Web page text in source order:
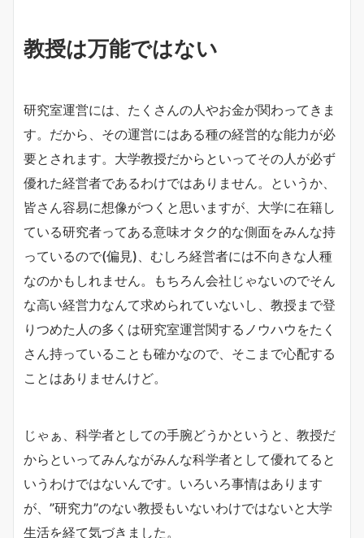
教授は万能ではない
研究室運営には、たくさんの人やお金が関わってきま
す。だから、その運営にはある種の経営的な能力が必
要とされます。大学教授だからといってその人が必ず
優れた経営者であるわけではありません。というか、
皆さん容易に想像がつくと思いますが、大学に在籍し
ている研究者ってある意味オタク的な側面をみんな持
っているので(偏見)、むしろ経営者には不向きな人種
なのかもしれません。もちろん会社じゃないのでそん
な高い経営力なんて求められていないし、教授まで登
りつめた人の多くは研究室運営関するノウハウをたく
さん持っていることも確かなので、そこまで心配する
ことはありませんけど。
じゃぁ、科学者としての手腕どうかというと、教授だ
からといってみんながみんな科学者として優れてると
いうわけではないんです。いろいろ事情はあります
が、”研究力”のない教授もいないわけではないと大学
生活を経て気づきました。